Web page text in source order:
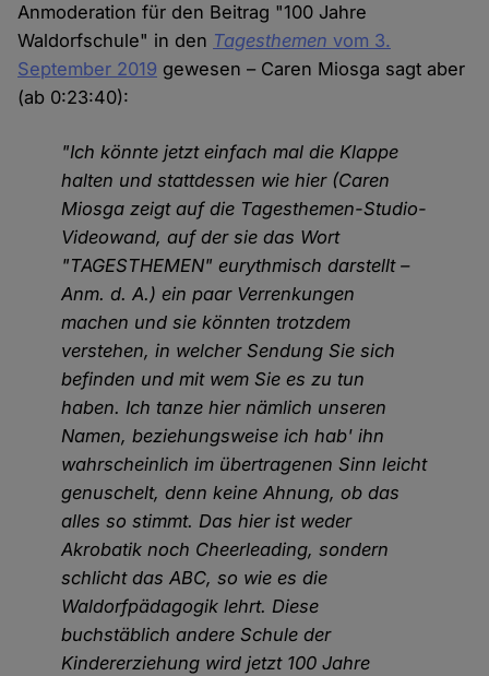
Anmoderation für den Beitrag "100 Jahre
Waldorfschule" in den Tagesthemen vom 3.
September 2019 gewesen – Caren Miosga sagt aber
(ab 0:23:40):
"Ich könnte jetzt einfach mal die Klappe
halten und stattdessen wie hier (Caren
Miosga zeigt auf die Tagesthemen-Studio-
Videowand, auf der sie das Wort
"TAGESTHEMEN" eurythmisch darstellt –
Anm. d. A.) ein paar Verrenkungen
machen und sie könnten trotzdem
verstehen, in welcher Sendung Sie sich
befinden und mit wem Sie es zu tun
haben. Ich tanze hier nämlich unseren
Namen, beziehungsweise ich hab' ihn
wahrscheinlich im übertragenen Sinn leicht
genuschelt, denn keine Ahnung, ob das
alles so stimmt. Das hier ist weder
Akrobatik noch Cheerleading, sondern
schlicht das ABC, so wie es die
Waldorfpädagogik lehrt. Diese
buchstäblich andere Schule der
Kindererziehung wird jetzt 100 Jahre